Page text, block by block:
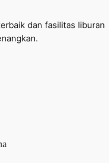
dan fasilitas liburan